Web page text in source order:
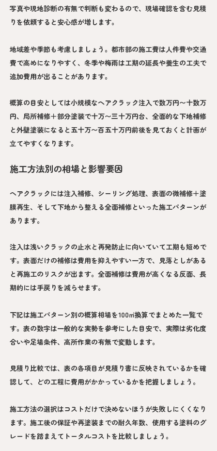
写真や現地診断の有無で判断も変わるので、現場確認を含む見積
りを依頼すると安心感が増します。
地域差や季節も考慮しましょう。都市部の施工費は人件費や交通
費で高めになりやすく、冬季や梅雨は工期の延長や養生の工夫で
追加費用が出ることがあります。
概算の目安としては小規模なヘアクラック注入で数万円〜十数万
円、局所補修＋部分塗装で十万〜三十万円台、全面的な下地補修
と外壁塗装になると五十万〜百五十万円前後を見ておくと計画が
立てやすくなります。
施工方法別の相場と影響要因
ヘアクラックには注入補修、シーリング処理、表面の微補修＋塗
膜再生、そして下地から整える全面補修といった施工パターンが
あります。
注入は浅いクラックの止水と再発防止に向いていて工期も短めで
す。表面だけの補修は費用を抑えやすい一方で、見落としがある
と再施工のリスクが出ます。全面補修は費用が高くなる反面、長
期的には手戻りを減らせます。
下記は施工パターン別の概算相場を100㎡換算でまとめた一覧で
す。表の数字は一般的な実勢を参考にした目安で、実際は劣化度
合いや足場条件、高所作業の有無で変動します。
見積り比較では、表の各項目が見積り書に反映されているかを確
認して、どの工程に費用がかかっているかを把握しましょう。
施工方法の選択はコストだけで決めないほうが失敗しにくくなり
ます。施工後の保証や再塗装までの耐久年数、使用する塗料のグ
レードを踏まえてトータルコストを比較しましょう。